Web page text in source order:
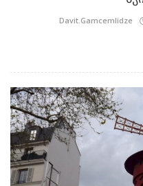
Davit.Gamcemlidze